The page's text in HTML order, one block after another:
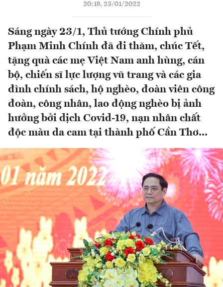
20:19, 23/01/2022
Sáng ngày 23/1, Thủ tướng Chính phủ
Phạm Minh Chính đã đi thăm, chúc Tết,
tặng quà các mẹ Việt Nam anh hùng, cán
bộ, chiến sĩ lực lượng vũ trang và các gia
đình chính sách, hộ nghèo, đoàn viên công
đoàn, công nhân, lao động nghèo bị ảnh
hưởng bởi dịch Covid-19, nạn nhân chất
độc màu da cam tại thành phố Cần Thơ...